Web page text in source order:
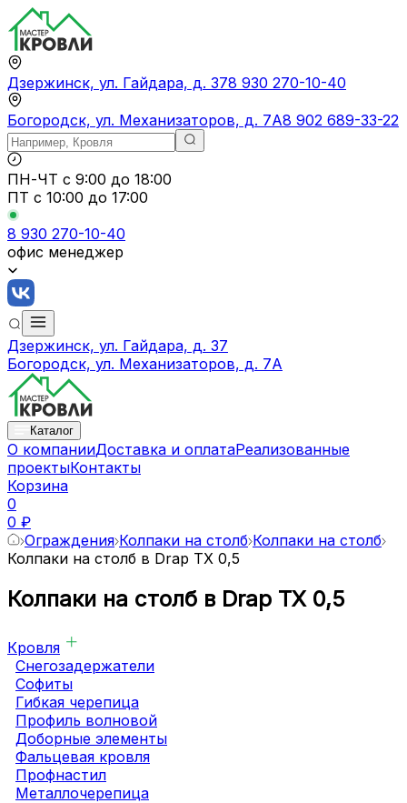
Дзержинск, ул. Гайдара, д. 378 930 270-10-40
Богородск, ул. Механизаторов, д. 7А8 902 689-33-22
ПН-ЧТ с 9:00 до 18:00
ПТ с 10:00 до 17:00
8 930 270-10-40
офис менеджер
Дзержинск, ул. Гайдара, д. 37
Богородск, ул. Механизаторов, д. 7А
Каталог
О компанииДоставка и оплатаРеализованные
проектыКонтакты
Корзина
0
0 ₽
Ограждения Колпаки на столб Колпаки на столб
Колпаки на столб в Drap TX 0,5
Колпаки на столб в Drap TX 0,5
Кровля
Снегозадержатели
Софиты
Гибкая черепица
Профиль волновой
Доборные элементы
Фальцевая кровля
Профнастил
Металлочерепица